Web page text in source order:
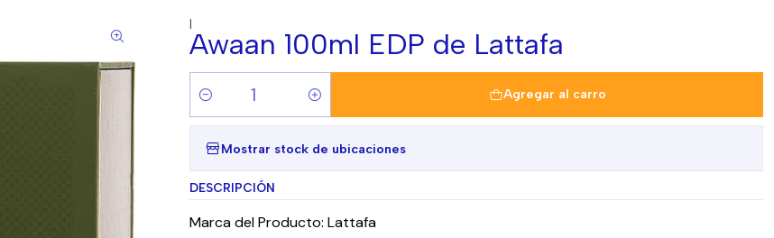
|
Awaan 100ml EDP de Lattafa
Cantidad
Agregar al carro
Mostrar stock de ubicaciones
DESCRIPCIÓN
Marca del Producto: Lattafa